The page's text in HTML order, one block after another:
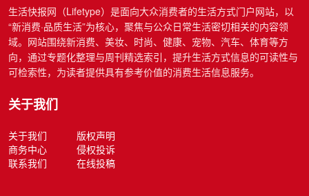
生活快报网（Lifetype）是面向大众消费者的生活方式门户网站，以
“新消费·品质生活”为核心，聚焦与公众日常生活密切相关的内容领
域。网站围绕新消费、美妆、时尚、健康、宠物、汽车、体育等方
向，通过专题化整理与周刊精选索引，提升生活方式信息的可读性与
可检索性，为读者提供具有参考价值的消费生活信息服务。
关于我们
关于我们
版权声明
商务中心
侵权投诉
联系我们
在线投稿